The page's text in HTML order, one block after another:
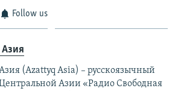
Follow us
(Azattyq Asia) – русскоязычный
Азии «Радио Свободная